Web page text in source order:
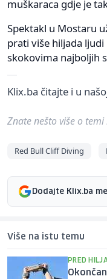
muškaraca gdje je
Spektakl u Mostaru
prati više hiljada
skokovima najboljih
Klix.ba čitajte i u
Znate nešto više o
Red Bull Cliff Diving
Dodajte Klix.ba
Više na istu temu
PRED